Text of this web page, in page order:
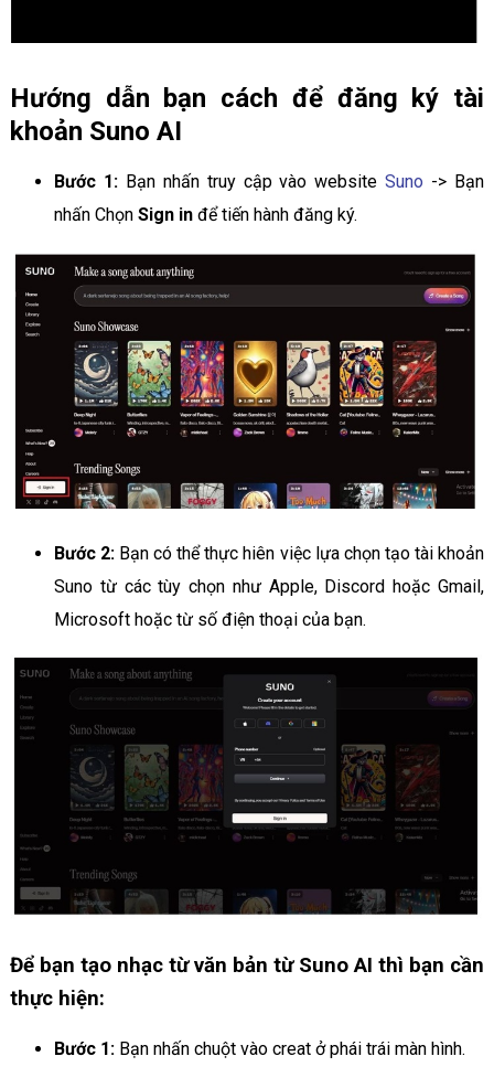
Hướng dẫn bạn cách để đăng ký tài
khoản Suno AI
Bước 1:Bạn nhấn truy cập vào websiteSuno -> Bạn
nhấn Chọn Sign inđể tiến hành đăng ký.
Bước 2: Bạn có thể thực hiên việc lựa chọn tạo tài khoản
Suno từ các tùy chọn như Apple, Discord hoặc Gmail,
Microsoft hoặc từ số điện thoại của bạn.
Để bạn tạo nhạc từ văn bản từ Suno AI thì bạn cần
thực hiện:
Bước 1:Bạn nhấn chuột vào creat ở phái trái màn hình.